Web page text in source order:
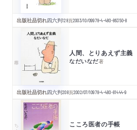
出版社品切れ四六判128頁2003/10/09978-4-480-86350-8
人間、とりあえず主義
なだいなだ著
出版社品切れ四六判208頁2002/07/10978-4-480-81444-9
こころ医者の手帳